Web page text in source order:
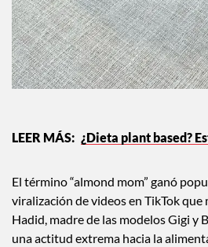
El término “almond mom” ganó
viralización de videos en TikTok
Hadid, madre de las modelos Gigi y